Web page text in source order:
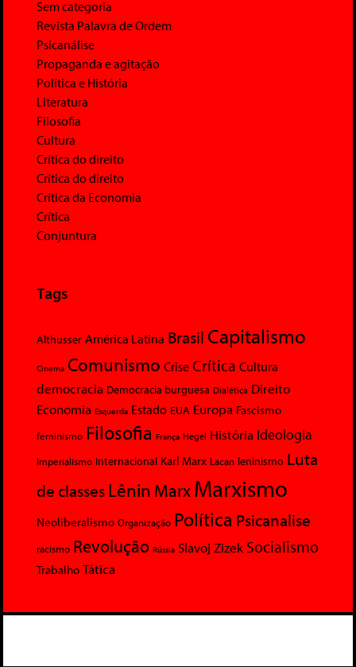
Sem categoria
Revista Palavra de Ordem
Psicanálise
Propaganda e agitação
Política e História
Literatura
Filosofia
Cultura
Crítica do direito
Crítica do direito
Crítica da Economia
Crítica
Conjuntura
Tags
Althusser América Latina Brasil Capitalismo
Cinema Comunismo Crise Crítica Cultura
democracia Democracia burguesa Dialética Direito
Economia Esquerda Estado EUA Europa Fascismo
feminismo Filosofia França Hegel História Ideologia
Imperialismo Internacional Karl Marx Lacan leninismo Luta
de classesLênin MarxMarxismo
Neoliberalismo Organização Política Psicanalise
racismo Revolução Rússia Slavoj Zizek Socialismo
Trabalho Tática